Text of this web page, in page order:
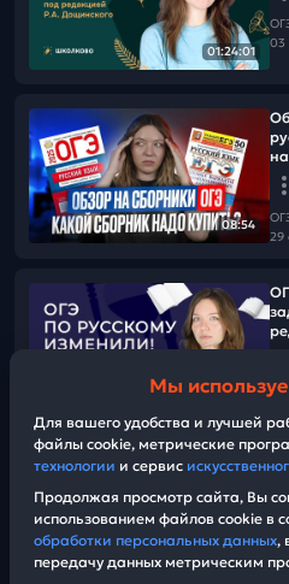
01:24:01
03
08:54
29
27
Мы
Для вашего удобства и лучшей
файлы cookie, метрические
технологии и сервис
Продолжая просмотр сайта, Вы
использованием файлов cookie в
обработки персональных данных,
передачу данных метрическим